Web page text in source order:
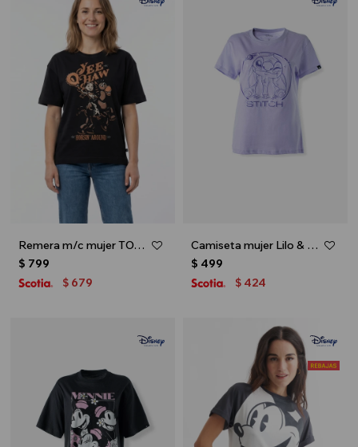
Remera m/c mujer TOY STORY - Negro
$ 799
$ 679
Camiseta mujer Lilo & Stitch - Lavanda
$ 499
$ 424